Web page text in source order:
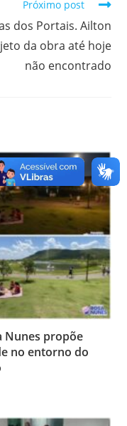
Próximo post
dos Portais. Ailton
da obra até hoje
não encontrado
Nunes propõe
no entorno do